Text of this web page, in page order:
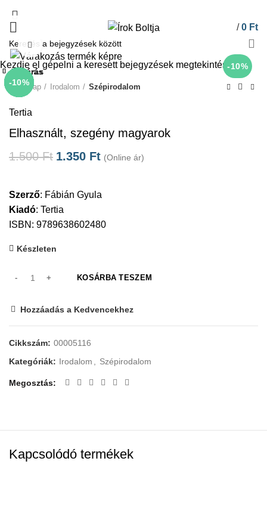
/ 0 Ft
-10%
Click to enlarge
Kezdőlap Irodalom Szépirodalom
Tertia
Elhasznált, szegény magyarok
1.500Ft 1.350 Ft (Online ár)
Szerző: Fábián Gyula
Kiadó: Tertia
ISBN: 9789638602480
Készleten
KOSÁRBA TESZEM
Hozzáadás a Kedvencekhez
Cikkszám: 00005116
Kategóriák: Irodalom , Szépirodalom
Megosztás
Kapcsolódó termékek
-85%
Bezárás
-10%
Bezárás
-10%
Bezárás
-10%
Bezárás
-10%
Bezárás
-10%
Bezárás
-10%
Bezárás
-10%
Bezárás
Kezdje el gépelni a keresett bejegyzések megtekintéséhez.